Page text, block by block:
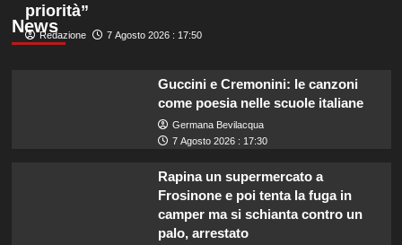
News
priorità”
Redazione 7 Agosto 2026 : 17:50
Guccini e Cremonini: le canzoni
come poesia nelle scuole italiane
Germana Bevilacqua
7 Agosto 2026 : 17:30
Rapina un supermercato a
Frosinone e poi tenta la fuga in
camper ma si schianta contro un
palo, arrestato